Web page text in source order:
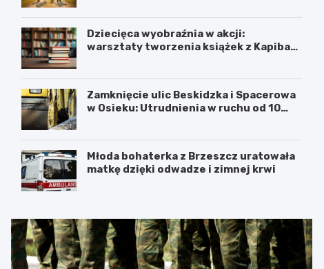
Dziecięca wyobraźnia w akcji:
warsztaty tworzenia książek z Kapibarą
Zamknięcie ulic Beskidzka i Spacerowa
w Osieku: Utrudnienia w ruchu od 10
Młoda bohaterka z Brzeszcz uratowała
matkę dzięki odwadze i zimnej krwi